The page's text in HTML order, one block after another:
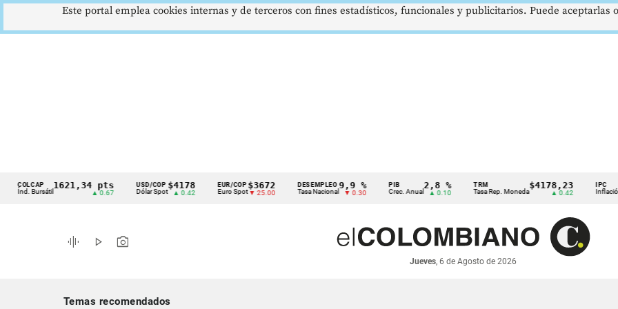
Cintillo
indicadores
económicos
1621,34 pts USD/COP
Dólar Spot
$4178
▲ 0.42
EUR/COP
Euro Spot
$3672
▼ 25.00
DESEMPLEO
Tasa Nacional
9,9 %
▼ 0.30
PIB
Crec. Anual
2,8 %
▲ 0.10
TRM
Tasa Rep. Moneda
$4178,23
▲ 0.42
IPC
Inflación anual
graphic_eq play_arrow photo_camera
Jueves, 6 de Agosto de 2026
Temas recomendados
Este portal emplea cookies internas y de terceros con fines estadísticos, funcionales y publicitarios. Puede aceptarlas